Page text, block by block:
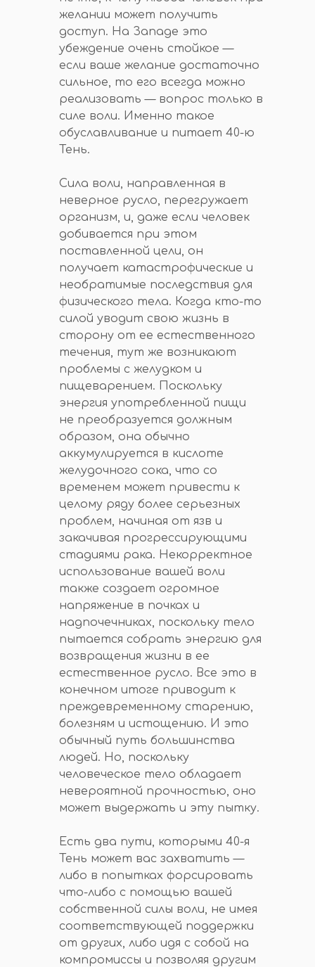
желании может получить
доступ. На Западе это
убеждение очень стойкое —
если ваше желание достаточно
сильное, то его всегда можно
реализовать — вопрос только в
силе воли. Именно такое
обуславливание и питает 40-ю
Тень.
Сила воли, направленная в
неверное русло, перегружает
организм, и, даже если человек
добивается при этом
поставленной цели, он
получает катастрофические и
необратимые последствия для
физического тела. Когда кто-то
силой уводит свою жизнь в
сторону от ее естественного
течения, тут же возникают
проблемы с желудком и
пищеварением. Поскольку
энергия употребленной пищи
не преобразуется должным
образом, она обычно
аккумулируется в кислоте
желудочного сока, что со
временем может привести к
целому ряду более серьезных
проблем, начиная от язв и
закачивая прогрессирующими
стадиями рака. Некорректное
использование вашей воли
также создает огромное
напряжение в почках и
надпочечниках, поскольку тело
пытается собрать энергию для
возвращения жизни в ее
естественное русло. Все это в
конечном итоге приводит к
преждевременному старению,
болезням и истощению. И это
обычный путь большинства
людей. Но, поскольку
человеческое тело обладает
невероятной прочностью, оно
может выдержать и эту пытку.
Есть два пути, которыми 40-я
Тень может вас захватить —
либо в попытках форсировать
что-либо с помощью вашей
собственной силы воли, не имея
соответствующей поддержки
от других, либо идя с собой на
компромиссы и позволяя другим